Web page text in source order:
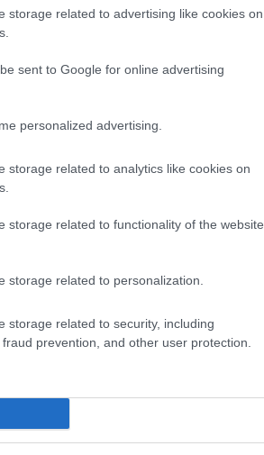
storage related to advertising like cookies on
sent to Google for online advertising
personalized advertising.
storage related to analytics like cookies on
storage related to functionality of the website
storage related to personalization.
storage related to security, including
prevention, and other user protection.
Άμυνας Ίσραελ Κατζ.Η
διαδικασίας για την
τον
Συνοριακής
πρέσβη στην
επαναπροσέγγιση
κίνηση δεν αποσκοπεί
εκτέλεση, αλλά
issued an arrest